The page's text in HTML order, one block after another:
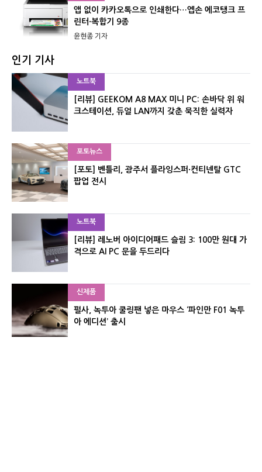
앱 없이 카카오톡으로 인쇄한다…엡손 에코탱크 프
린터·복합기 9종
윤현종 기자
인기 기사
노트북
[리뷰] GEEKOM A8 MAX 미니 PC: 손바닥 위 워
크스테이션, 듀얼 LAN까지 갖춘 묵직한 실력자
포토뉴스
[포토] 벤틀리, 광주서 플라잉스퍼·컨티넨탈 GTC
팝업 전시
노트북
[리뷰] 레노버 아이디어패드 슬림 3: 100만 원대 가
격으로 AI PC 문을 두드리다
신제품
펄사, 녹투아 쿨링팬 넣은 마우스 ‘파인만 F01 녹투
아 에디션’ 출시